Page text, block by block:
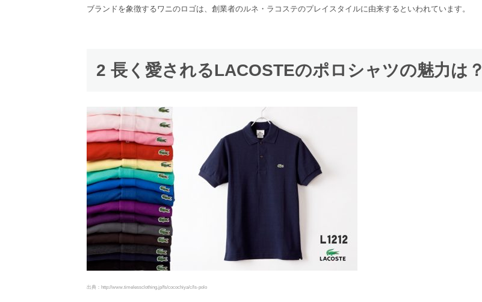
ブランドを象徴するワニのロゴは、創業者のルネ・ラコステのプレイスタイルに由来するといわれています。
2 長く愛されるLACOSTEのポロシャツの魅力は？
出典：http://www.timelessclothing.jp/fs/cocochiya/c/ls-polo